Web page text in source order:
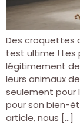
Des croquettes
test ultime !
légitimement
leurs animaux
seulement pour
pour son bien-
article, nous […]